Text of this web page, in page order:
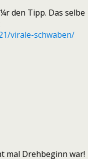
den Tipp. Das selbe
virale-schwaben/
mal Drehbeginn war!